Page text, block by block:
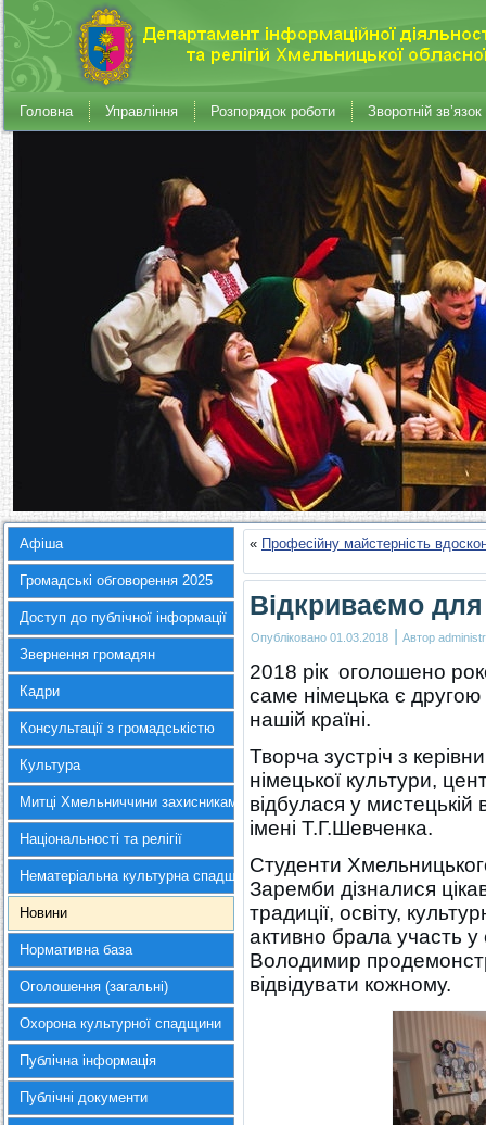
Головна Управління Розпорядок роботи Зворотній зв’язок
Афіша
Громадські обговорення 2025
Доступ до публічної інформації
Звернення громадян
Кадри
Консультації з громадськістю
Культура
Митці Хмельниччини захисникам України
Національності та релігії
Нематеріальна культурна спадщина
Новини
Нормативна база
Оголошення (загальні)
Охорона культурної спадщини
Публічна інформація
Публічні документи
« Професійну майстерність
Відкриваємо
Опубліковано 01.03.2018 | Автор
2018 рік оголошено
саме німецька є
нашій країні.
Творча зустріч з
німецької культури,
відбулася у мистецькій
імені Т.Г.Шевченка.
Студенти
Заремби дізналися
традиції, освіту,
активно брала участь у
Володимир
відвідувати кожному.